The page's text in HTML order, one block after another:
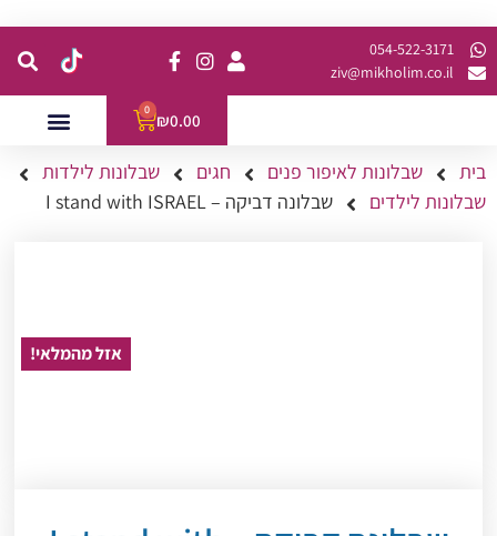
054-522-3171⁩
ziv@mikholim.co.il
₪0.00
0
בית שבלונות לאיפור פנים חגים
שבלונות לילדות
שבלונות לילדים
שבלונה דביקה – I stand with ISRAEL
אזל מהמלאי!